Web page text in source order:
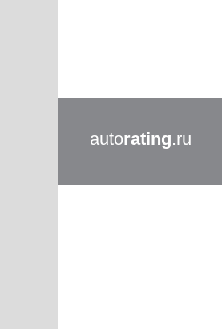
autorating.ru